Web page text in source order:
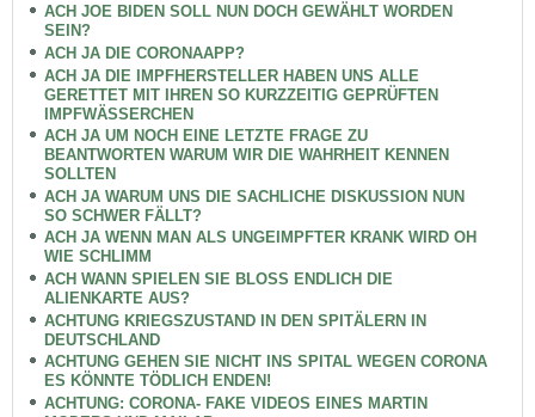
ACH JOE BIDEN SOLL NUN DOCH GEWÄHLT WORDEN
SEIN?
ACH JA DIE CORONAAPP?
ACH JA DIE IMPFHERSTELLER HABEN UNS ALLE
GERETTET MIT IHREN SO KURZZEITIG GEPRÜFTEN
IMPFWÄSSERCHEN
ACH JA UM NOCH EINE LETZTE FRAGE ZU
BEANTWORTEN WARUM WIR DIE WAHRHEIT KENNEN
SOLLTEN
ACH JA WARUM UNS DIE SACHLICHE DISKUSSION NUN
SO SCHWER FÄLLT?
ACH JA WENN MAN ALS UNGEIMPFTER KRANK WIRD OH
WIE SCHLIMM
ACH WANN SPIELEN SIE BLOSS ENDLICH DIE
ALIENKARTE AUS?
ACHTUNG KRIEGSZUSTAND IN DEN SPITÄLERN IN
DEUTSCHLAND
ACHTUNG GEHEN SIE NICHT INS SPITAL WEGEN CORONA
ES KÖNNTE TÖDLICH ENDEN!
ACHTUNG: CORONA- FAKE VIDEOS EINES MARTIN